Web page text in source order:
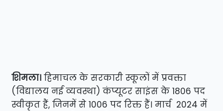
शिमला। हिमाचल के सरकारी स्कूलों में प्रवक्ता
(विद्यालय नई व्यवस्था) कंप्यूटर साइंस के 1806 पद
स्वीकृत हैं, जिनमें से 1006 पद रिक्त हैं। मार्च 2024 में